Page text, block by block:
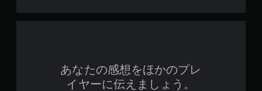
あなたの感想をほかのプレ
イヤーに伝えましょう。